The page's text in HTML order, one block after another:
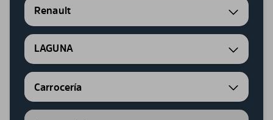
Renault
LAGUNA